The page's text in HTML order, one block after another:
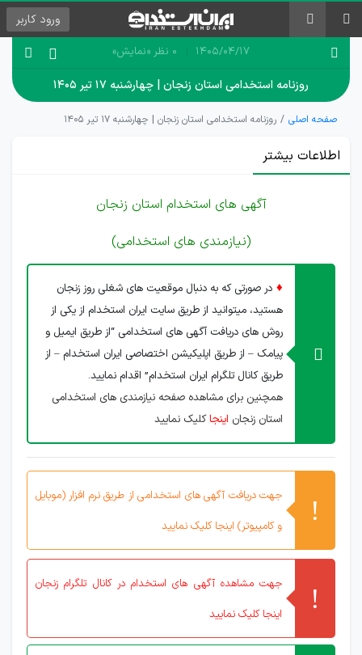
ورود کاربر
۱۴۰۵/۰۴/۱۷ 0 نظر «نمایش»
روزنامه استخدامی استان زنجان | چهارشنبه ۱۷ تیر ۱۴۰۵
صفحه اصلی روزنامه استخدامی استان زنجان | چهارشنبه ۱۷ تیر ۱۴۰۵
اطلاعات بیشتر
آگهی های استخدام استان زنجان
(نیازمندی های استخدامی)
♦ در صورتی که به دنبال موقعیت های شغلی روز زنجان
هستید، میتوانید از طریق سایت ایران استخدام از یکی از
روش های دریافت آگهی های استخدامی “از طریق ایمیل و
پیامک – از طریق اپلیکیشن اختصاصی ایران استخدام – از
طریق کانال تلگرام ایران استخدام” اقدام نمایید.
همچنین برای مشاهده صفحه نیازمندی های استخدامی
استان زنجان اینجاکلیک نمایید
جهت دریافت آگهی های استخدامی از طریق نرم افزار (موبایل
و کامپیوتر) اینجا کلیک نمایید
جهت مشاهده آگهی های استخدام در کانال تلگرام زنجان
اینجا کلیک نمایید